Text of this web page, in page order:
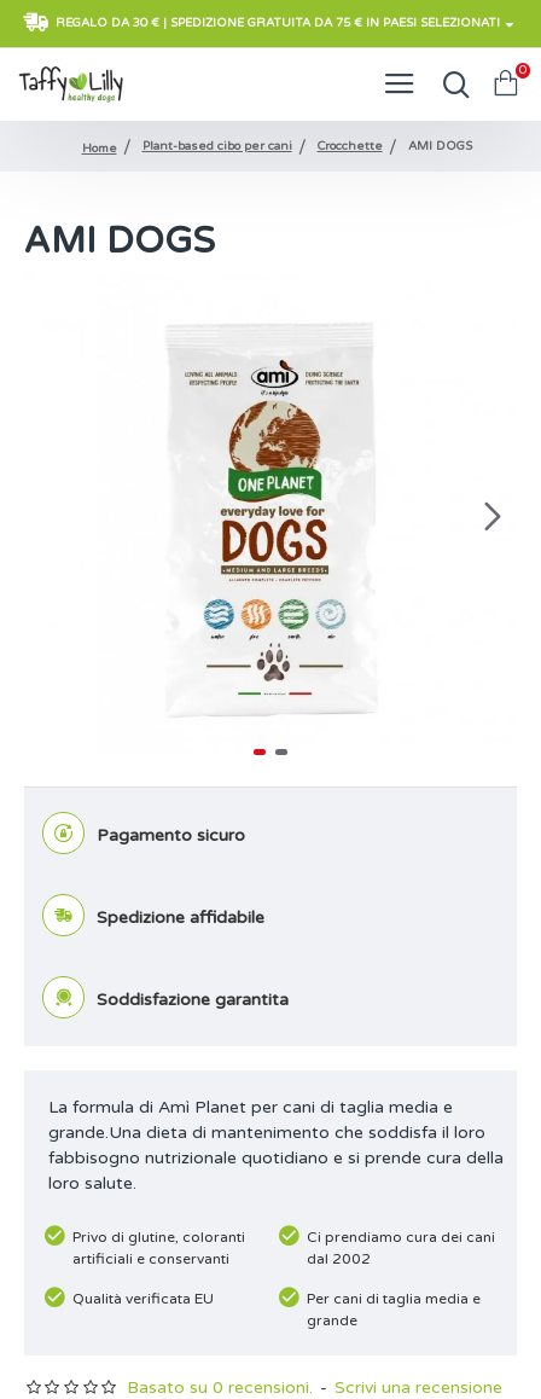
REGALO DA 30 € | SPEDIZIONE GRATUITA DA 75 € IN PAESI SELEZIONATI
0
Home Plant-based cibo per cani Crocchette AMI DOGS
AMI DOGS
Pagamento sicuro
Spedizione affidabile
Soddisfazione garantita
La formula di Amì Planet per cani di taglia media e
grande.Una dieta di mantenimento che soddisfa il loro
fabbisogno nutrizionale quotidiano e si prende cura della
loro salute.
Privo di glutine, coloranti
artificiali e conservanti
Ci prendiamo cura dei cani
dal 2002
Qualità verificata EU
Per cani di taglia media e
grande
Basato su 0 recensioni. - Scrivi una recensione